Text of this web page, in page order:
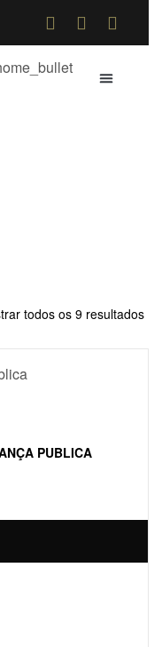
todos os 9 resultados
PUBLICA